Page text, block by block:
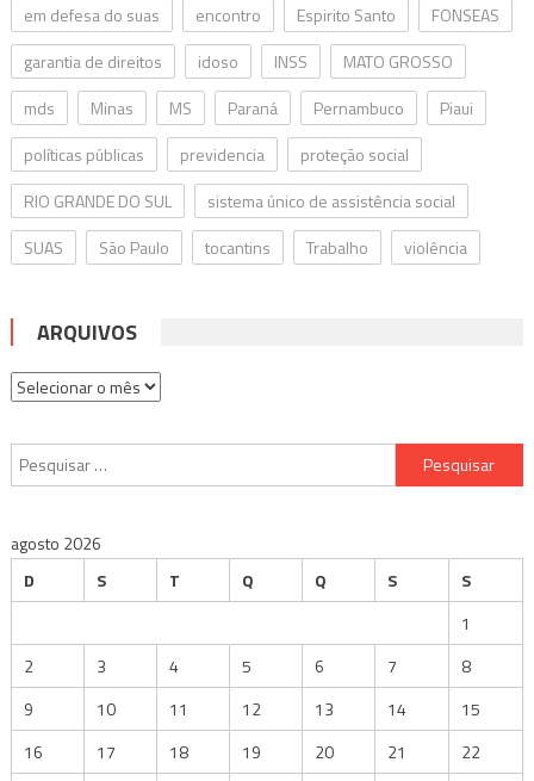
em defesa do suas
encontro Espirito Santo
FONSEAS
garantia de direitos
idoso INSS
MATO GROSSO
mds
Minas MS Paraná Pernambuco
Piaui
políticas públicas
previdencia
proteção social
RIO GRANDE DO SUL
sistema único de assistência social
SUAS
São Paulo tocantins Trabalho violência
ARQUIVOS
Arquivos
Pesquisar
por:
agosto 2026
D
S T Q Q S
S
1
2
3 4 5 6 7
8
9
10 11 12 13 14
15
16
17 18 19 20 21 22